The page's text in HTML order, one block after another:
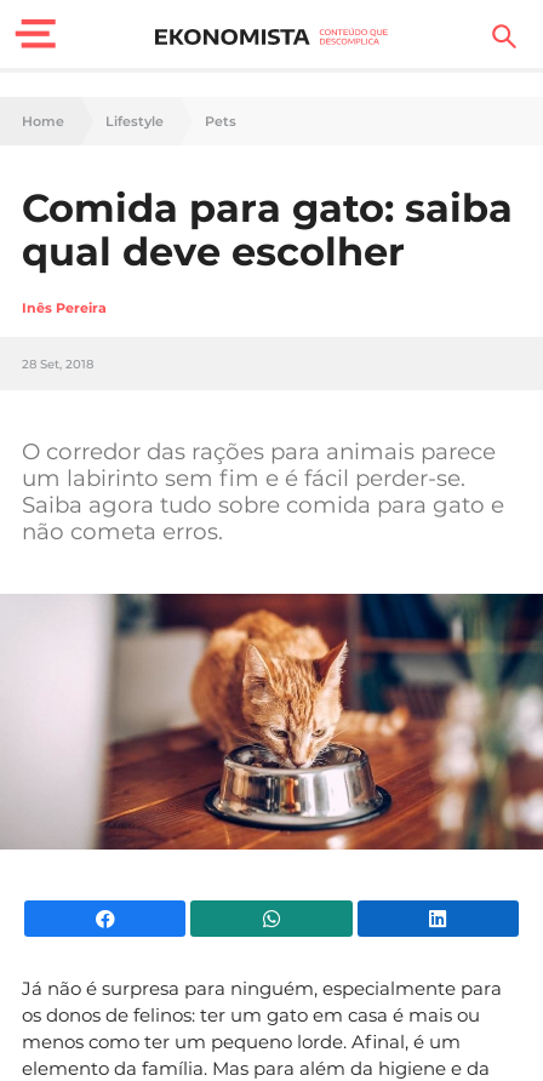
Finanças Pessoais
Carreira
Casa
Tecnologia
Negócios
Home Lifestyle Pets
Comida para gato: saiba
qual deve escolher
Inês Pereira
28 Set, 2018
O corredor das rações para animais parece
um labirinto sem fim e é fácil perder-se.
Saiba agora tudo sobre comida para gato e
não cometa erros.
Facebook WhatsApp
Já não é surpresa para ninguém, especialmente para
os donos de felinos: ter um gato em casa é mais ou
menos como ter um pequeno lorde. Afinal, é um
elemento da família. Mas para além da higiene e da